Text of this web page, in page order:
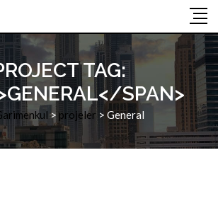
TAG:
SPAN>
> projeler> General